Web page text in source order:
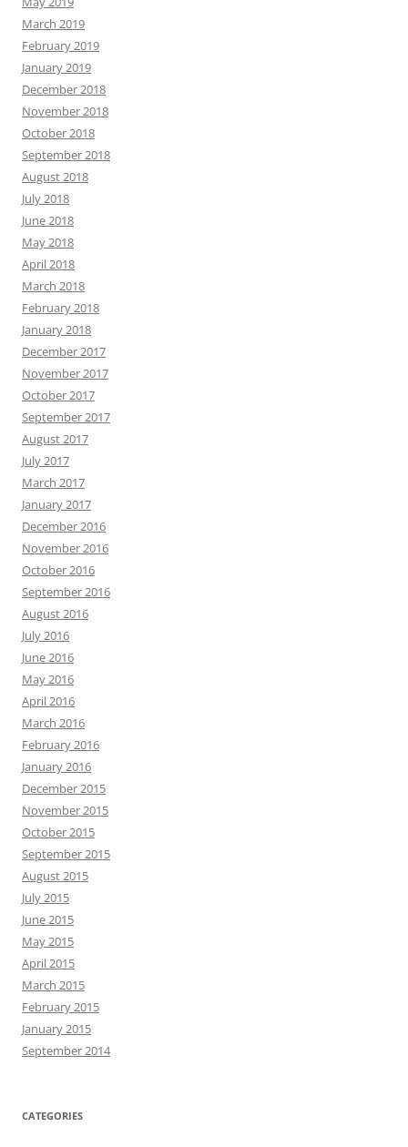
March 2019
February 2019
January 2019
December 2018
November 2018
October 2018
September 2018
August 2018
July 2018
June 2018
May 2018
April 2018
March 2018
February 2018
January 2018
December 2017
November 2017
October 2017
September 2017
August 2017
July 2017
March 2017
January 2017
December 2016
November 2016
October 2016
September 2016
August 2016
July 2016
June 2016
May 2016
April 2016
March 2016
February 2016
January 2016
December 2015
November 2015
October 2015
September 2015
August 2015
July 2015
June 2015
May 2015
April 2015
March 2015
February 2015
January 2015
September 2014
CATEGORIES